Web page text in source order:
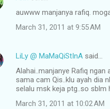
auwww manjanya rafiq.
March 31, 2011 at 9:55 AM
LiLy @ MaMaQiStInA said…
Alahai..manjanye Rafiq ngan
sama cam Qis..klu ayah dia
selalu msk keja ptg..so sblm
March 31, 2011 at 10:02 AM